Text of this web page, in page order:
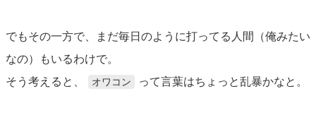
でもその一方で、まだ毎日のように打ってる人間（俺みたい
なの）もいるわけで。
そう考えると、
オワコン って言葉はちょっと乱暴かなと。